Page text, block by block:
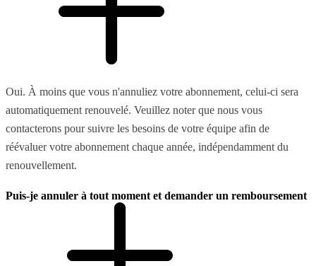
Oui. À moins que vous n'annuliez votre abonnement, celui-ci sera
automatiquement renouvelé. Veuillez noter que nous vous
contacterons pour suivre les besoins de votre équipe afin de
réévaluer votre abonnement chaque année, indépendamment du
renouvellement.
Puis-je annuler à tout moment et demander un remboursement